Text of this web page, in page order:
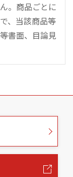
。商品ごとに
、当該商品等
書面、目論見